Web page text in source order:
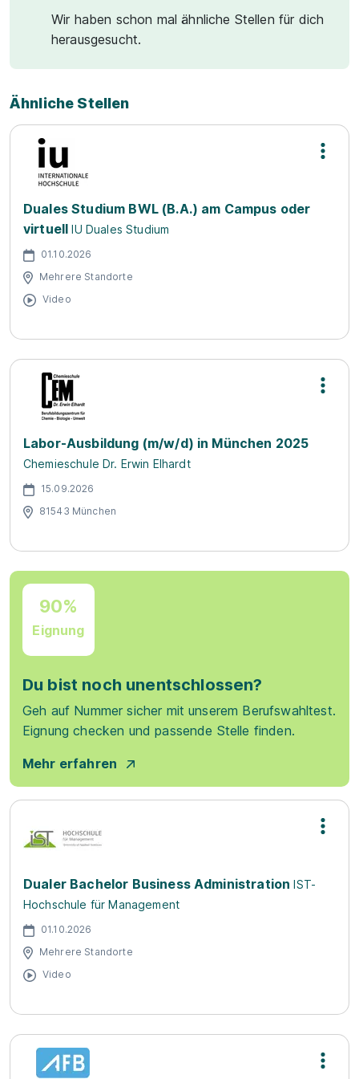
Wir haben schon mal ähnliche Stellen für dich
herausgesucht.
Ähnliche Stellen
Duales Studium BWL (B.A.) am Campus oder
virtuell IU Duales Studium
01.10.2026
Mehrere Standorte
Video
Labor-Ausbildung (m/w/d) in München 2025
Chemieschule Dr. Erwin Elhardt
15.09.2026
81543 München
90%
Eignung
Du bist noch unentschlossen?
Geh auf Nummer sicher mit unserem Berufswahltest.
Eignung checken und passende Stelle finden.
Mehr erfahren
Dualer Bachelor Business Administration IST-
Hochschule für Management
01.10.2026
Mehrere Standorte
Video